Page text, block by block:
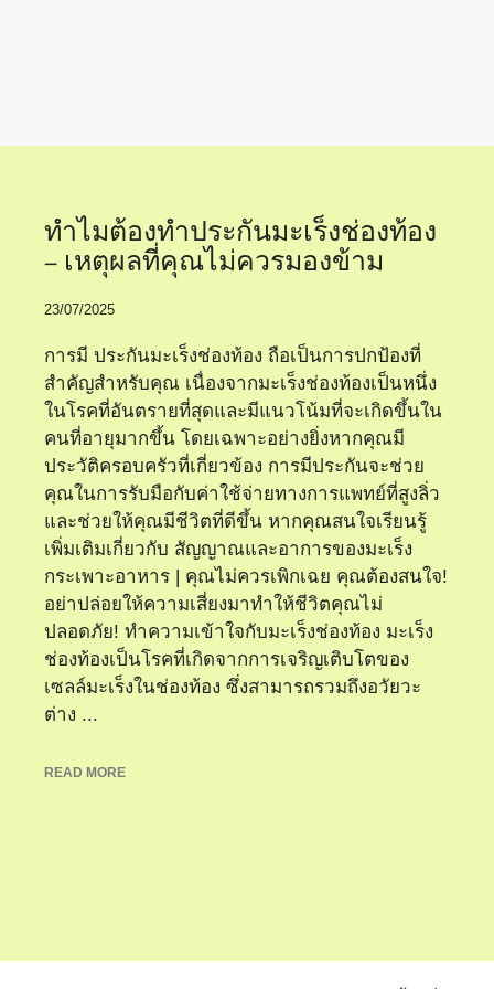
ทำไมต้องทำประกันมะเร็งช่องท้อง
– เหตุผลที่คุณไม่ควรมองข้าม
23/07/2025
การมี ประกันมะเร็งช่องท้อง ถือเป็นการปกป้องที่
สำคัญสำหรับคุณ เนื่องจากมะเร็งช่องท้องเป็นหนึ่ง
ในโรคที่อันตรายที่สุดและมีแนวโน้มที่จะเกิดขึ้นใน
คนที่อายุมากขึ้น โดยเฉพาะอย่างยิ่งหากคุณมี
ประวัติครอบครัวที่เกี่ยวข้อง การมีประกันจะช่วย
คุณในการรับมือกับค่าใช้จ่ายทางการแพทย์ที่สูงลิ่ว
และช่วยให้คุณมีชีวิตที่ดีขึ้น หากคุณสนใจเรียนรู้
เพิ่มเติมเกี่ยวกับ สัญญาณและอาการของมะเร็ง
กระเพาะอาหาร | คุณไม่ควรเพิกเฉย คุณต้องสนใจ!
อย่าปล่อยให้ความเสี่ยงมาทำให้ชีวิตคุณไม่
ปลอดภัย! ทำความเข้าใจกับมะเร็งช่องท้อง มะเร็ง
ช่องท้องเป็นโรคที่เกิดจากการเจริญเติบโตของ
เซลล์มะเร็งในช่องท้อง ซึ่งสามารถรวมถึงอวัยวะ
ต่าง ...
READ MORE